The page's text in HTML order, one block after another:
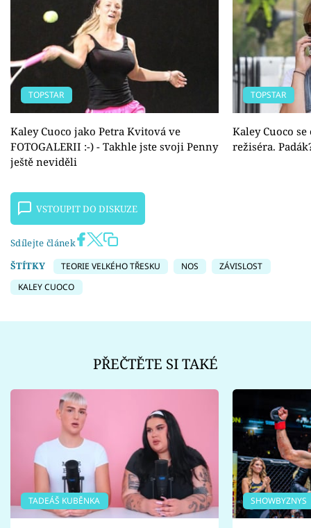
TOPSTAR
Kaley Cuoco jako Petra Kvitová ve
FOTOGALERII :-) - Takhle jste svoji Penny
ještě neviděli
TOPSTAR
Kaley Cuoco
režiséra.
VSTOUPIT DO DISKUZE
Sdílejte článek
ŠTÍTKY
TEORIE VELKÉHO TŘESKU NOS
ZÁVISLOST
KALEY CUOCO
PŘEČTĚTE SI TAKÉ
TADEÁŠ KUBĚNKA SHOWBYZNYS